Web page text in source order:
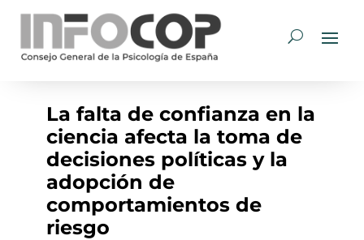
La falta de confianza en la
ciencia afecta la toma de
decisiones políticas y la
adopción de
comportamientos de
riesgo